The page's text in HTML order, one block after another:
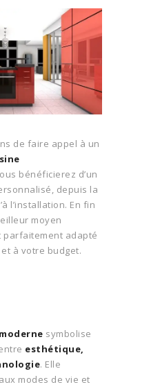
de faire appel à un
bénéficierez d’un
depuis la
l’installation. En fin
moyen
parfaitement adapté
à votre budget.
symbolise
esthétique,
. Elle
modes de vie et